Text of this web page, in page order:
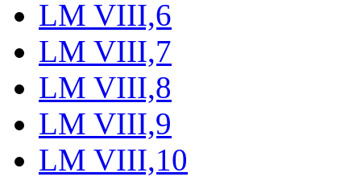
LM VIII,6
LM VIII,7
LM VIII,8
LM VIII,9
LM VIII,10